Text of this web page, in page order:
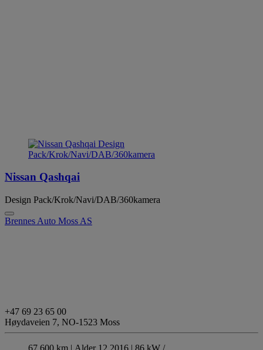
Nissan Qashqai
Design Pack/Krok/Navi/DAB/360kamera
Brennes Auto Moss AS
+47 69 23 65 00
Høydaveien 7, NO-1523 Moss
67 600 km | Alder 12.2016 | 86 kW /